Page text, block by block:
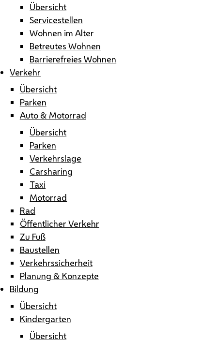
Übersicht
Servicestellen
Wohnen im Alter
Betreutes Wohnen
Barrierefreies Wohnen
Verkehr
Übersicht
Parken
Auto & Motorrad
Übersicht
Parken
Verkehrslage
Carsharing
Taxi
Motorrad
Rad
Öffentlicher Verkehr
Zu Fuß
Baustellen
Verkehrssicherheit
Planung & Konzepte
Bildung
Übersicht
Kindergarten
Übersicht